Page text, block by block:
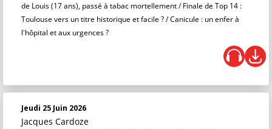
de Louis (17 ans), passé à tabac mortellement / Finale de Top 14 :
Toulouse vers un titre historique et facile ? / Canicule : un enfer à
l'hôpital et aux urgences ?
Jeudi 25 Juin 2026
Jacques Cardoze